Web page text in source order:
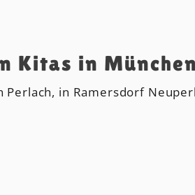
Kitas in München
in Ramersdorf